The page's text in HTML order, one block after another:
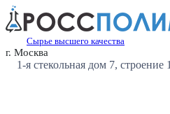
Сырье высшего качества
г. Москва
1-я стекольная дом 7, строение